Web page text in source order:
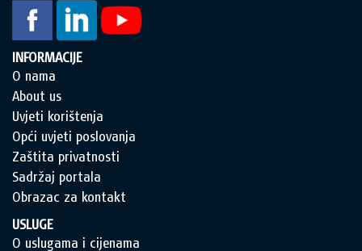
INFORMACIJE
O nama
About us
Uvjeti korištenja
Opći uvjeti poslovanja
Zaštita privatnosti
Sadržaj portala
Obrazac za kontakt
USLUGE
O uslugama i cijenama